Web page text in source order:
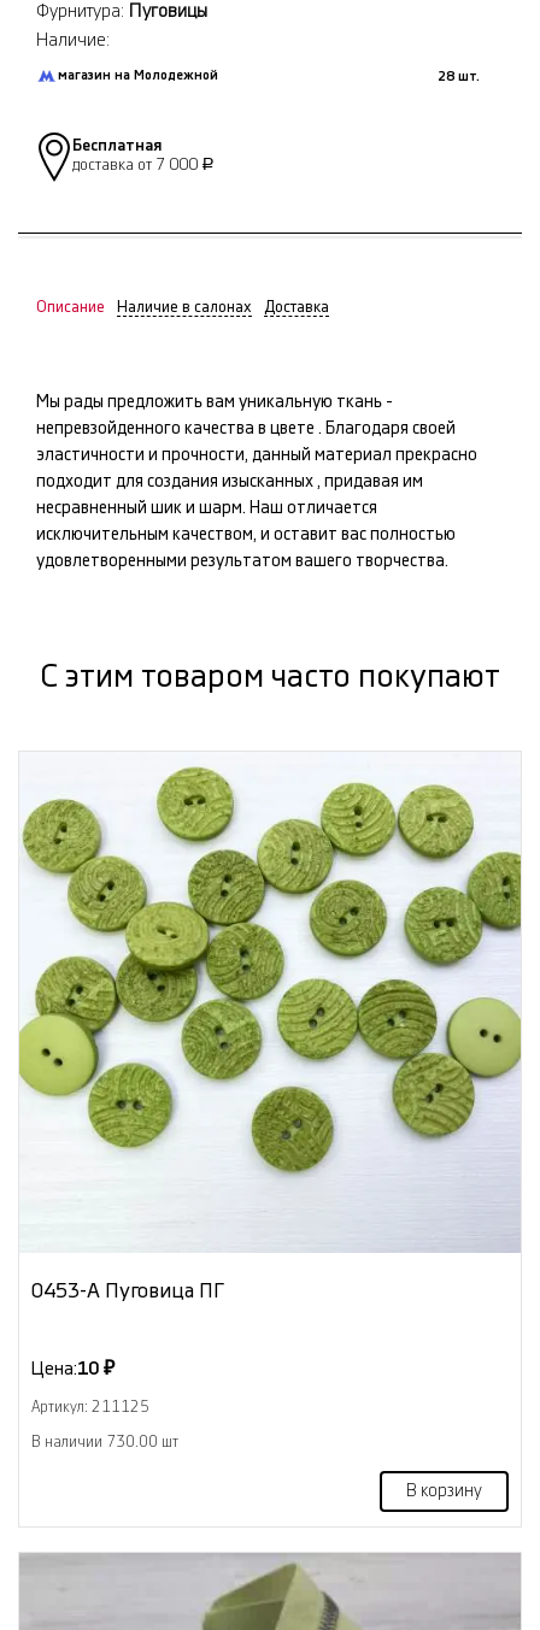
Фурнитура: Пуговицы
Наличие:
магазин на Молодежной 28 шт.
Бесплатная
доставка от 7 000 Р
Описание Наличие в салонах Доставка
Мы рады предложить вам уникальную ткань -
непревзойденного качества в цвете . Благодаря своей
эластичности и прочности, данный материал прекрасно
подходит для создания изысканных , придавая им
несравненный шик и шарм. Наш отличается
исключительным качеством, и оставит вас полностью
удовлетворенными результатом вашего творчества.
С этим товаром часто покупают
0453-А Пуговица ПГ
Цена:10 ₽
Артикул: 211125
В наличии 730.00 шт
В корзину